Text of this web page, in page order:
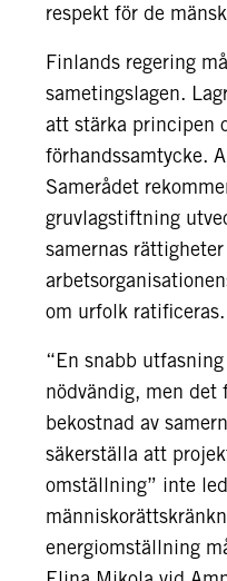
respekt för de
Finlands regering
sametingslagen.
att stärka principen
förhandssamtycke.
Samerådet
gruvlagstiftning
samernas
om urfolk ratificeras.
“En snabb
nödvändig, men det
bekostnad av
säkerställa att
omställning” inte
energiomställning